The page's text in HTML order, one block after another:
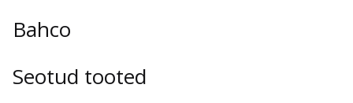
Bahco
Seotud tooted